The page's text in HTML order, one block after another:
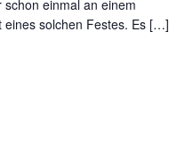
einmal an einem
eines solchen Festes. Es […]